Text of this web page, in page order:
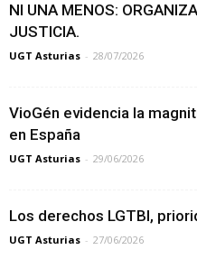
NI UNA MENOS:
JUSTICIA.
UGT Asturias - 28/07/2026
VioGén evidencia la
en España
UGT Asturias - 29/06/2026
Los derechos LGTBI,
UGT Asturias - 27/06/2026